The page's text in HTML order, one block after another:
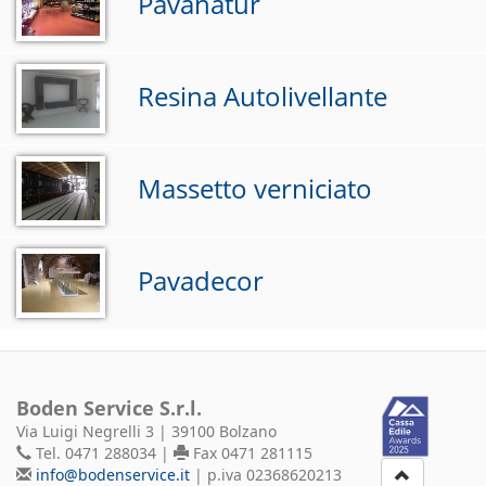
Resina Autolivellante
Massetto verniciato
Pavadecor
Boden Service S.r.l.
Via Luigi Negrelli 3 | 39100 Bolzano
Tel. 0471 288034 |
Fax 0471 281115
info@bodenservice.it | p.iva 02368620213